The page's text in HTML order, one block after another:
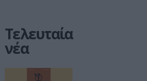
Τελευταία
νέα